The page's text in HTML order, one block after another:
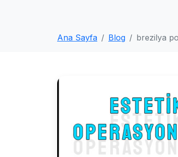
Ana Sayfa Blog brezilya